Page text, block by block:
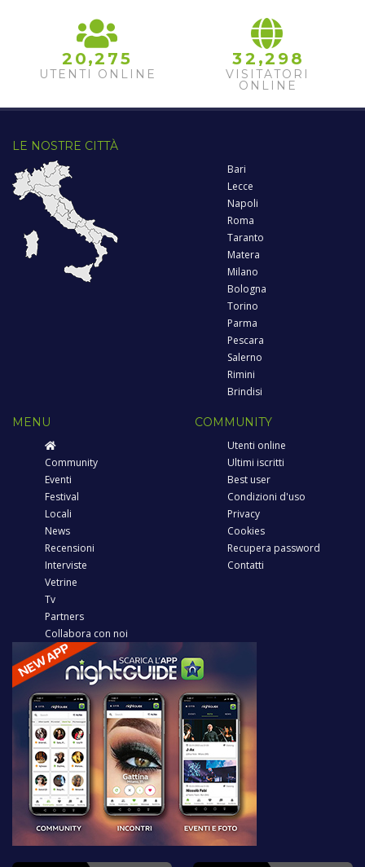
2 0,2 75
UTENTI ONLINE
32 ,2 98
VISITATORI
ONLINE
LE NOSTRE CITTÀ
Bari
Lecce
Napoli
Roma
Taranto
Matera
Milano
Bologna
Torino
Parma
Pescara
Salerno
Rimini
Brindisi
MENU
Community
Eventi
Festival
Locali
News
Recensioni
Interviste
Vetrine
Tv
Partners
Collabora con noi
COMMUNITY
Utenti online
Ultimi iscritti
Best user
Condizioni d'uso
Privacy
Cookies
Recupera password
Contatti